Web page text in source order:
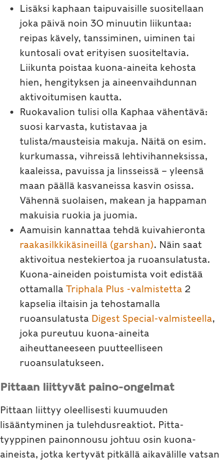
Lisäksi kaphaan taipuvaisille suositellaan
joka päivä noin 30 minuutin liikuntaa:
reipas kävely, tanssiminen, uiminen tai
kuntosali ovat erityisen suositeltavia.
Liikunta poistaa kuona-aineita kehosta
hien, hengityksen ja aineenvaihdunnan
aktivoitumisen kautta.
Ruokavalion tulisi olla Kaphaa vähentävä:
suosi karvasta, kutistavaa ja
tulista/mausteisia makuja. Näitä on esim.
kurkumassa, vihreissä lehtivihanneksissa,
kaaleissa, pavuissa ja linsseissä – yleensä
maan päällä kasvaneissa kasvin osissa.
Vähennä suolaisen, makean ja happaman
makuisia ruokia ja juomia.
Aamuisin kannattaa tehdä kuivahieronta
raakasilkkikäsineillä (garshan). Näin saat
aktivoitua nestekiertoa ja ruoansulatusta.
Kuona-aineiden poistumista voit edistää
ottamalla Triphala Plus -valmistetta 2
kapselia iltaisin ja tehostamalla
ruoansulatusta Digest Special-valmisteella,
joka pureutuu kuona-aineita
aiheuttaneeseen puutteelliseen
ruoansulatukseen.
Pittaan liittyvät paino-ongelmat
Pittaan liittyy oleellisesti kuumuuden
lisääntyminen ja tulehdusreaktiot. Pitta-
tyyppinen painonnousu johtuu osin kuona-
aineista, jotka kertyvät pitkällä aikavälille vatsan